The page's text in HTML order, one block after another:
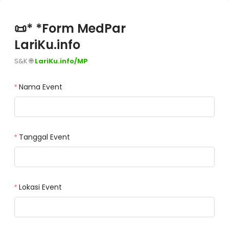
📜* *Form MedPar
LariKu.info
S&K 🌐 LariKu.info/MP
Nama Event
Tanggal Event
Lokasi Event